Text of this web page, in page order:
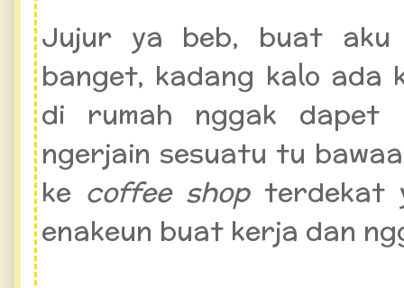
Jujur ya beb, buat
banget, kadang kalo ada
di rumah nggak dapet
ngerjain sesuatu tu
ke coffee shopterdekat
enakeun buat kerja dan